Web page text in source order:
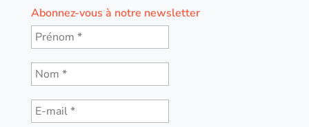
Abonnez-vous à notre newsletter